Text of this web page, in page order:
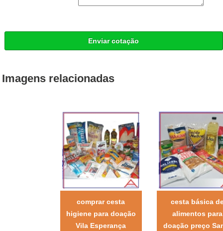
Enviar cotação
Imagens relacionadas
comprar cesta
higiene para doação
Vila Esperança
cesta básica
alimentos para
doação preço